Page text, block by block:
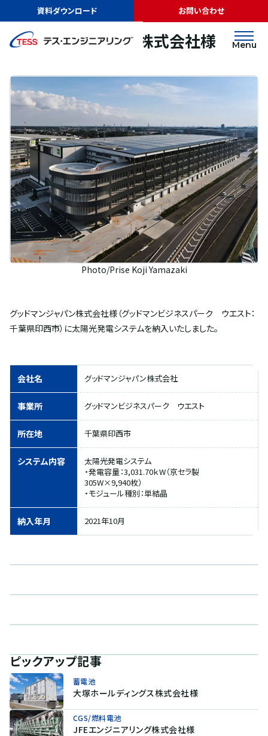
資料ダウンロード お問い合わせ
Menu
実績紹介 グッドマンジャパン株式会社様
太陽光発電 屋根
グッドマンジャパン株式会社様
Photo/Prise Koji Yamazaki
グッドマンジャパン株式会社様（グッドマンビジネスパーク ウエスト：
千葉県印西市）に太陽光発電システムを納入いたしました。
会社名 グッドマンジャパン株式会社
事業所 グッドマンビジネスパーク ウエスト
所在地 千葉県印西市
システム内容
太陽光発電システム
・発電容量：3,031.70ｋW（京セラ製
305W×9,940枚）
・モジュール種別：単結晶
納入年月 2021年10月
ピックアップ記事
蓄電池
大塚ホールディングス株式会社様
CGS/燃料電池
JFEエンジニアリング株式会社様